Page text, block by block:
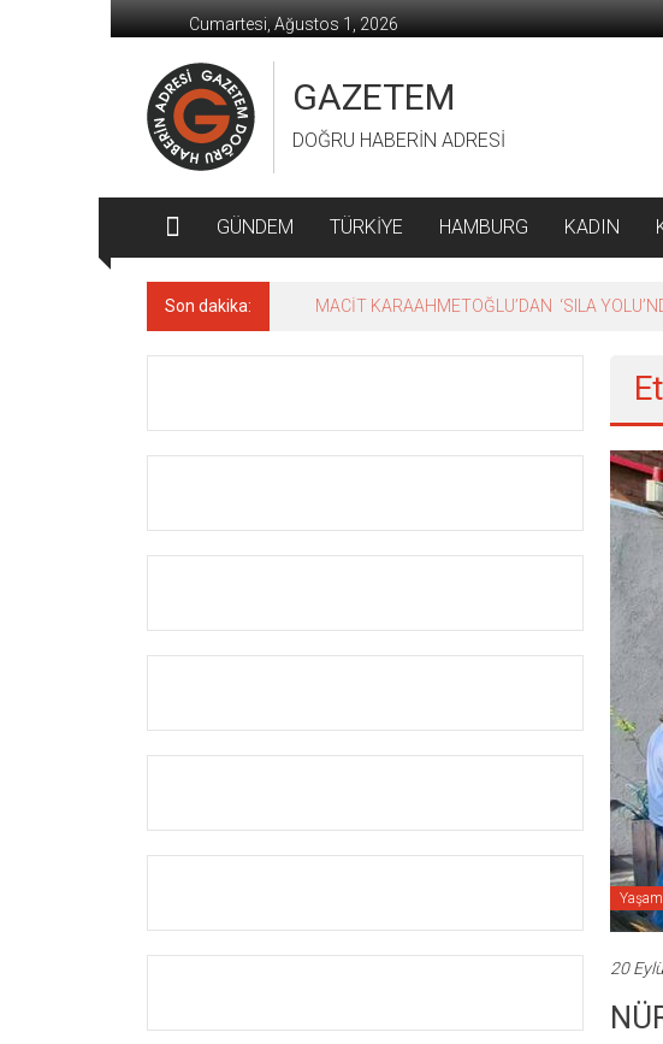
geç
Cumartesi, Ağustos 1, 2026
GAZETEM
DOĞRU HABERİN ADRESİ
GÜNDEM TÜRKİYE HAMBURG KADIN
Son dakika: MACİT KARAAHMETOĞLU’DAN ‘SILA
Yaşam
20